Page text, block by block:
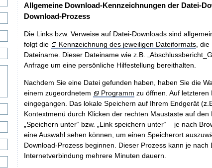
Allgemeine Download-Kennzeichnungen der Datei-
Download-Prozess
Die Links bzw. Verweise auf Datei-Downloads sind
folgt die
Kennzeichnung des jeweiligen Dateiformats, die
Dateiname. Dieser Dateiname wie z.B.
Anfrage um eine persönliche Hilfestellung bereithalten.
Nachdem Sie eine Datei gefunden haben, haben Sie die
einem zugeordnetem
Programm zu öffnen. Auf letzteren
eingegangen. Das lokale Speichern auf Ihrem Endgerät
Kontextmenü durch Klicken der rechten Maustaste auf
„Speichern unter“ bzw. „Link speichern unter“ – je nach
eine Auswahl sehen können, um einen Speicherort
Download-Prozess beginnen. Dieser Prozess kann je
Internetverbindung mehrere Minuten dauern.